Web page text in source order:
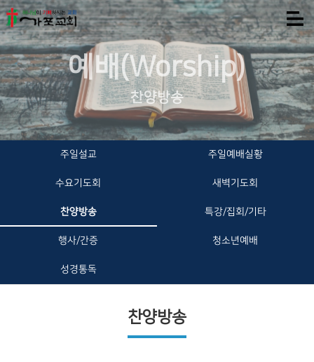
예배(Worship)
찬양방송
주일설교 주일예배실황
수요기도회 새벽기도회
찬양방송 특강/집회/기타
행사/간증 청소년예배
성경통독
찬양방송